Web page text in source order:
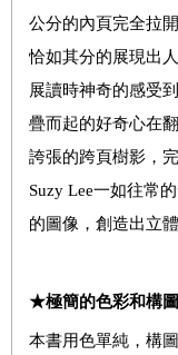
公分的內頁完全拉
恰如其分的展現出
展讀時神奇的感受
疊而起的好奇心在
誇張的跨頁樹影，
Suzy Lee一如往常
的圖像，創造出立
★極簡的色彩和構
本書用色單純，構